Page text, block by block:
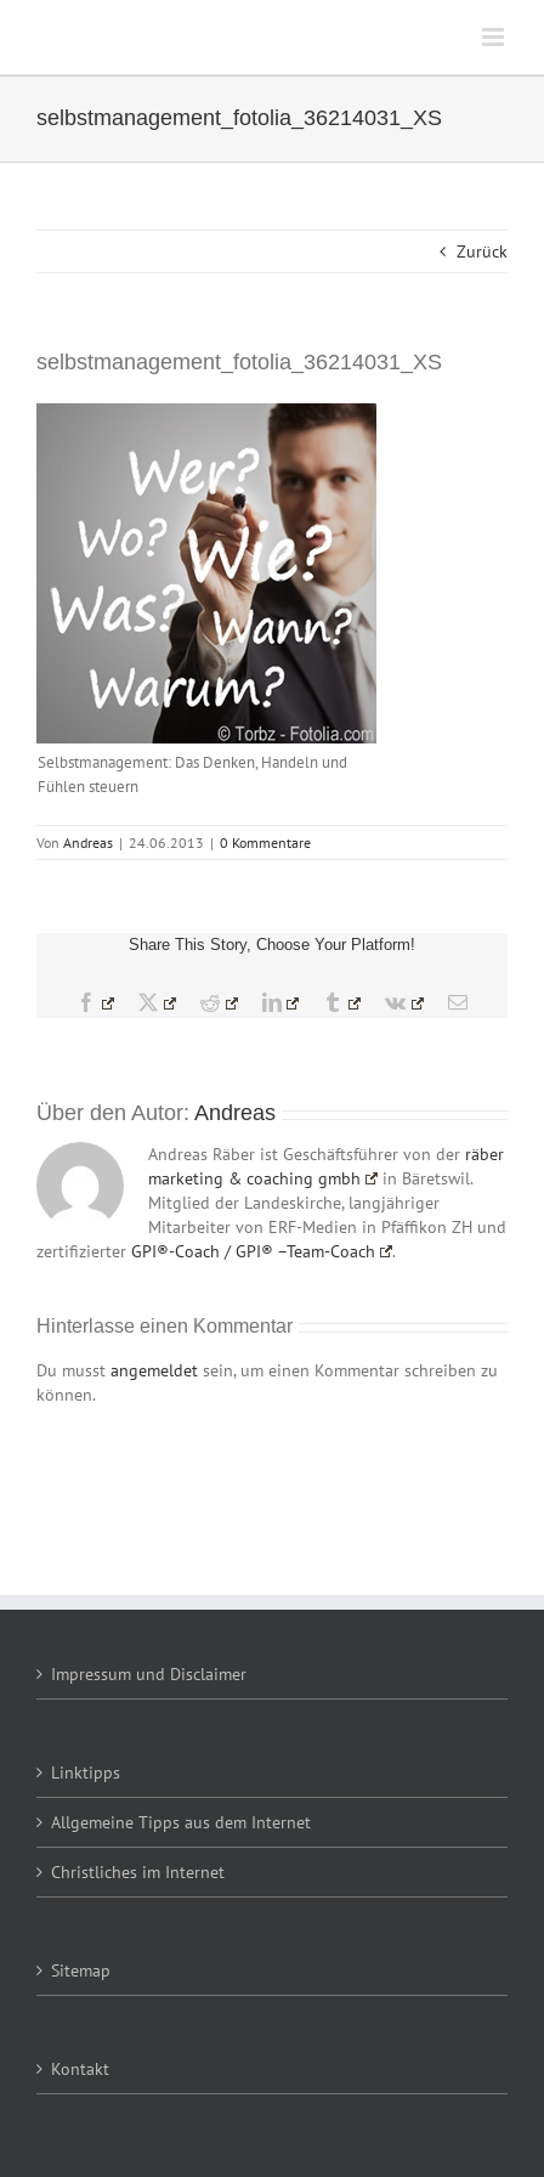
selbstmanagement_fotolia_36214031_XS
Zurück
selbstmanagement_fotolia_36214031_XS
Selbstmanagement: Das Denken, Handeln und
Fühlen steuern
Von Andreas | 24.06.2013 | 0 Kommentare
Share This Story, Choose Your Platform!
Facebook
X Reddit LinkedInTumblr Vk
E-
Über den Autor: Andreas
Andreas Räber ist Geschäftsführer von der räber
marketing & coaching gmbh
in Bäretswil.
Mitglied der Landeskirche, langjähriger
Mitarbeiter von ERF-Medien in Pfäffikon ZH und
zertifizierter GPI®-Coach / GPI® –Team-Coach .
Hinterlasse einen Kommentar
Du musst angemeldet sein, um einen Kommentar schreiben zu
können.
Impressum und Disclaimer
Linktipps
Allgemeine Tipps aus dem Internet
Christliches im Internet
Sitemap
Kontakt